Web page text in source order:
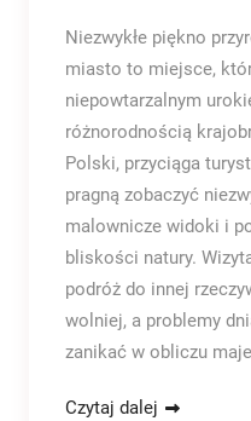
Niezwykłe piękno
miasto to miejsce,
niepowtarzalnym
różnorodnością
Polski, przyciąga
pragną zobaczyć
malownicze widoki i
bliskości natury.
podróż do innej
wolniej, a problemy
zanikać w obliczu
Czytaj dalej